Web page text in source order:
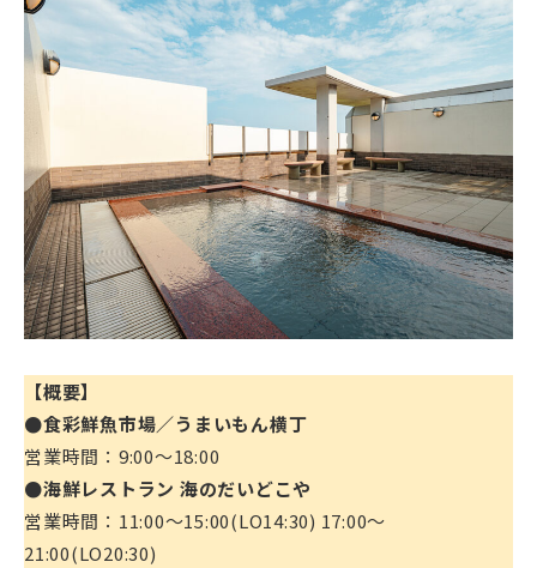
【概要】
●食彩鮮魚市場／うまいもん横丁
営業時間：9:00～18:00
●海鮮レストラン 海のだいどこや
営業時間：11:00～15:00(LO14:30) 17:00～
21:00(LO20:30)